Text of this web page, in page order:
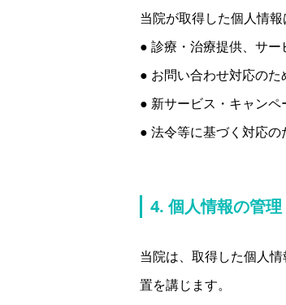
当院が取得した個人情報
● 診療・治療提供、サ
● お問い合わせ対応のた
● 新サービス・キャン
● 法令等に基づく対応の
4. 個人情報の管理
当院は、取得した個人
置を講じます。